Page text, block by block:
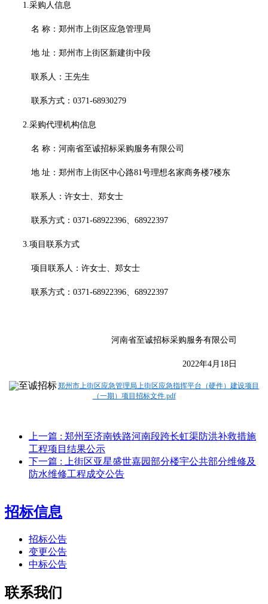
1.采购人信息
名 称： 郑州市上街区应急管理局
地 址： 郑州市上街区新建街中段
联系人： 王先生
联系方式： 0371-68930279
2.采购代理机构信息
名 称： 河南省至诚招标采购服务有限公司
地 址： 郑州市上街区中心路81号理想名家商务楼7楼东
联系人：许女士、郑女士
联系方式： 0371-68922396、68922397
3.项目联系方式
项目联系人：许女士、郑女士
联系方式： 0371-68922396、68922397
河南省至诚招标采购服务有限公司
2022年4月18日
郑州市上街区应急管理局上街区应急指挥平台（硬件）建设项目
（一期）项目招标文件.pdf
上一篇 : 郑州至济南铁路河南段跨长虹渠防洪补救措施
工程项目结果公示
下一篇 : 上街区亚星盛世嘉园部分楼宇公共部分维修及
防水维修工程成交公告
招标信息
招标公告
变更公告
中标公告
联系我们